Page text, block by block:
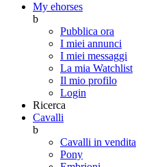
My ehorses
b
Pubblica ora
I miei annunci
I miei messaggi
La mia Watchlist
Il mio profilo
Login
Ricerca
Cavalli
b
Cavalli in vendita
Pony